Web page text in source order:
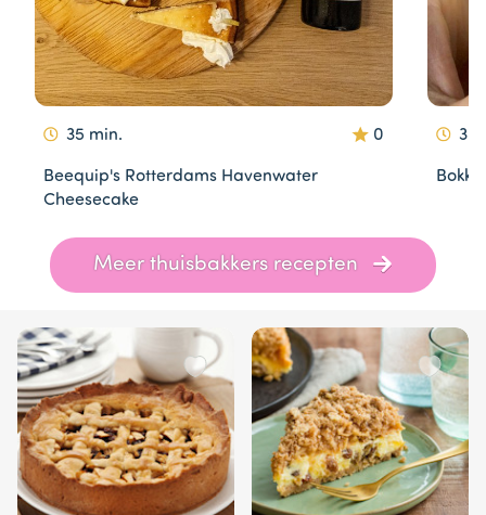
35 min. 0
Beequip's Rotterdams Havenwater
Cheesecake
30
Meer thuisbakkers recepten